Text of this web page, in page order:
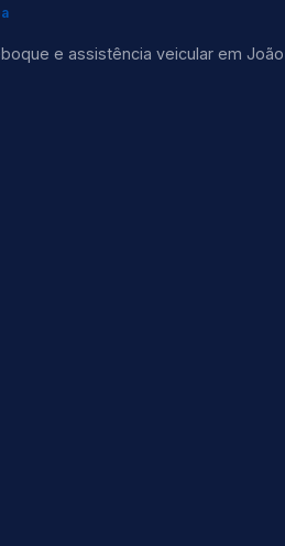
e assistência veicular em João